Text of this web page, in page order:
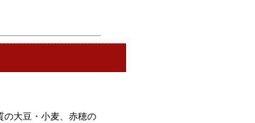
の大豆・小麦、赤穂の